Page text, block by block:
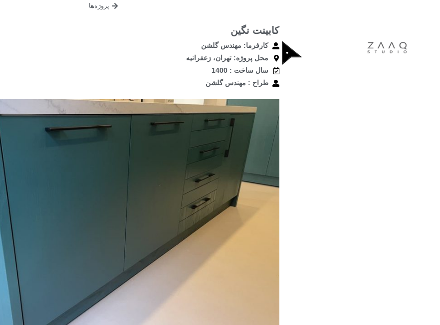
پروژه‌ها
کابینت نگین
کارفرما: مهندس گلشن
محل پروژه: تهران، زعفرانیه
سال ساخت : 1400
طراح : مهندس گلشن